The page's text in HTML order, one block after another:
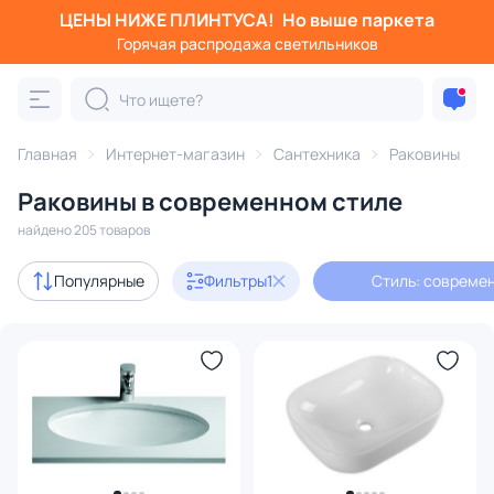
ЦЕНЫ НИЖЕ ПЛИНТУСА! Но выше паркета
Горячая распродажа светильников
Главная Интернет-магазин Сантехника Раковины
Раковины в современном стиле
найдено 205 товаров
Популярные Фильтры1 Стиль:
Фильтры
Категория:
накладные подвесные раковины с тумбой
Акции 30
146
Доставка